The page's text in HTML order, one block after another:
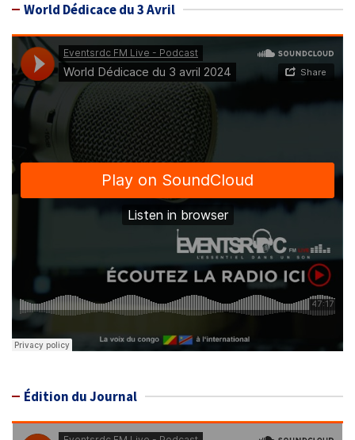
World Dédicace du 3 Avril
Édition du Journal